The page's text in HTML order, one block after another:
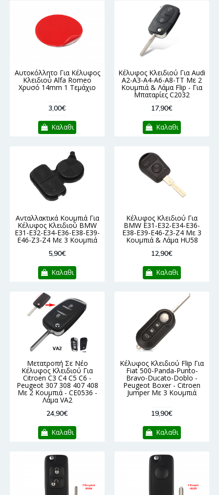
Αυτοκόλλητο Για Κέλυφος
Κλειδιού Alfa Romeo
Χρυσό 14mm 1 Τεμάχιο
3,00€
Καλαθι
Κέλυφος Κλειδιού Για Audi
A2-A3-A4-A6-A8-TT Με 2
Κουμπιά & Λάμα Flip - Για
Μπαταρίες C2032
17,90€
Καλαθι
Ανταλλακτικά Κουμπιά Για
Κέλυφος Κλειδιού BMW
E31-E32-E34-E36-E38-E39-
E46-Z3-Z4 Με 3 Κουμπιά
5,90€
Καλαθι
Κέλυφος Κλειδιού Για
BMW E31-E32-E34-E36-
E38-E39-E46-Z3-Z4 Με 3
Κουμπιά & Λάμα HU58
12,90€
Καλαθι
Μετατροπή Σε Νέο
Κέλυφος Κλειδιού Για
Citroen C3 C4 C5 C6 -
Peugeot 307 308 407 408
Με 2 Κουμπιά - CE0536 -
Λάμα VA2
24,90€
Καλαθι
Κέλυφος Κλειδιού Flip Για
Fiat 500-Panda-Punto-
Bravo-Ducato-Doblo -
Peugeot Boxer - Citroen
Jumper Με 3 Κουμπιά
19,90€
Καλαθι